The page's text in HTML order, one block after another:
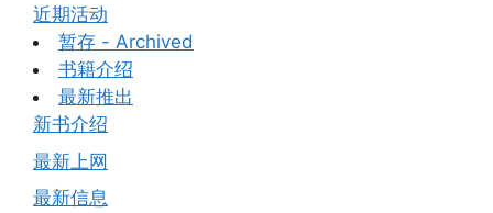
近期活动
暂存 - Archived
书籍介绍
最新推出
新书介绍
最新上网
最新信息